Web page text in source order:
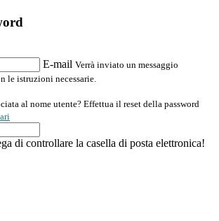
E-mail Verrà inviato un messaggio
le istruzioni necessarie.
al nome utente? Effettua il reset della password
di controllare la casella di posta elettronica!